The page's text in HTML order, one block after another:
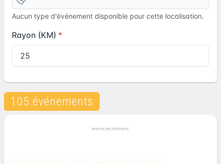
Aucun type d'événement disponible pour cette localisation.
Rayon (KM)
105 événements